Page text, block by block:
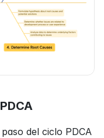
del ciclo PDCA